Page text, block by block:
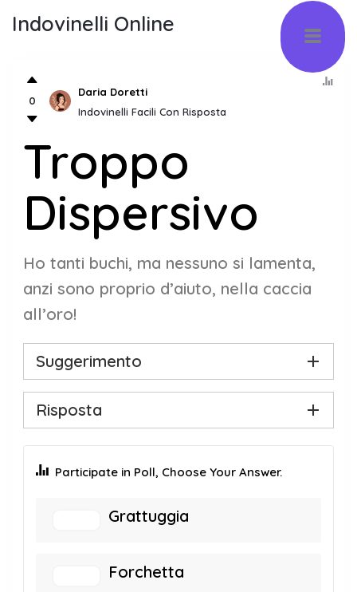
Indovinelli Online
0
Daria Doretti
Indovinelli Facili Con Risposta
Troppo
Dispersivo
Ho tanti buchi, ma nessuno si lamenta,
anzi sono proprio d’aiuto, nella caccia
all’oro!
Suggerimento
Risposta
Participate in Poll, Choose Your Answer.
Grattuggia
Forchetta